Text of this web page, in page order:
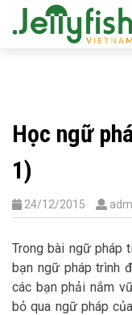
Học ngữ
1)
24/12/2015
Trong bài ngữ pháp
bạn ngữ pháp trình
các bạn phải nắm
bỏ qua ngữ pháp